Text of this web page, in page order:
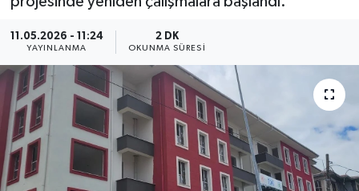
11.05.2026 - 11:24
YAYINLANMA
2 DK
OKUNMA SÜRESI
Daday Haberleri
Devrekani Haberleri
Doğanyurt Haberleri